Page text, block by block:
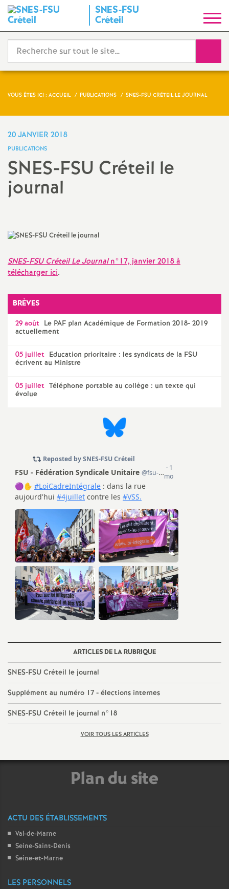
SNES-FSU
Créteil
y
n
d
i
a
a
o
n
a
e
s
E
n
s
e
i
g
n
e
m
s
VOUS ÊTES ICI : ACCUEIL PUBLICATIONS SNES-FSU CRÉTEIL LE JOURNAL
20 JANVIER 2018
PUBLICATIONS
SNES-FSU Créteil le
journal
SNES-FSUCréteil Le Journaln°17, janvier 2018 à
télécharger ici.
BRÈVES
29 août Le PAF plan Académique de Formation 2018- 2019
actuellement
05 juillet Education prioritaire : les syndicats de la FSU
écrivent au Ministre
05 juillet Téléphone portable au collège : un texte qui
évolue
ARTICLES DE LA RUBRIQUE
SNES-FSU Créteil le journal
Supplément au numéro 17 - élections internes
SNES-FSU Créteil le journal n°18
VOIR TOUS LES ARTICLES
Plan du site
ACTU DES ÉTABLISSEMENTS
Val-de-Marne
Seine-Saint-Denis
Seine-et-Marne
LES PERSONNELS